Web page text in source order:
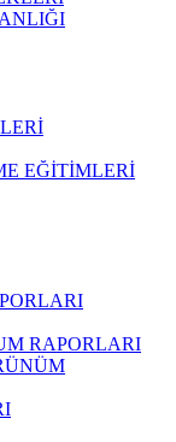
EĞİTİMLERİ
RAPORLARI